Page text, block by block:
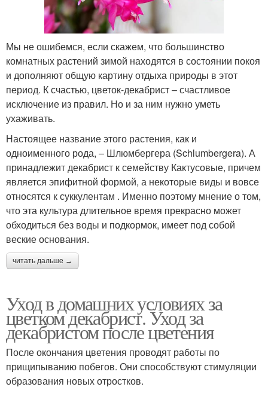
Мы не ошибемся, если скажем, что большинство
комнатных растений зимой находятся в состоянии покоя
и дополняют общую картину отдыха природы в этот
период. К счастью, цветок-декабрист – счастливое
исключение из правил. Но и за ним нужно уметь
ухаживать.
Настоящее название этого растения, как и
одноименного рода, – Шлюмбергера (Schlumbergera). А
принадлежит декабрист к семейству Кактусовые, причем
является эпифитной формой, а некоторые виды и вовсе
относятся к суккулентам . Именно поэтому мнение о том,
что эта культура длительное время прекрасно может
обходиться без воды и подкормок, имеет под собой
веские основания.
читать дальше →
Уход в домашних условиях за
цветком декабрист. Уход за
декабристом после цветения
После окончания цветения проводят работы по
прищипыванию побегов. Они способствуют стимуляции
образования новых отростков.